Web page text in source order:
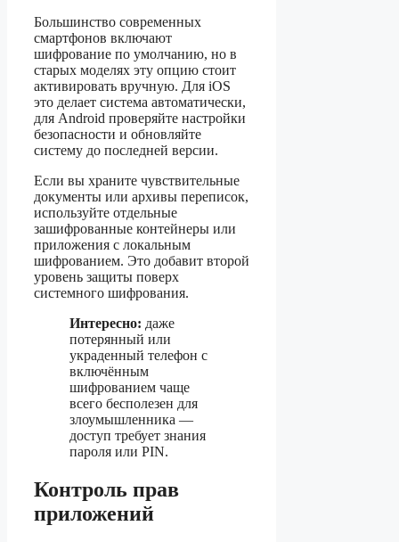
Большинство современных
смартфонов включают
шифрование по умолчанию, но в
старых моделях эту опцию стоит
активировать вручную. Для iOS
это делает система автоматически,
для Android проверяйте настройки
безопасности и обновляйте
систему до последней версии.
Если вы храните чувствительные
документы или архивы переписок,
используйте отдельные
зашифрованные контейнеры или
приложения с локальным
шифрованием. Это добавит второй
уровень защиты поверх
системного шифрования.
Интересно: даже
потерянный или
украденный телефон с
включённым
шифрованием чаще
всего бесполезен для
злоумышленника —
доступ требует знания
пароля или PIN.
Контроль прав
приложений